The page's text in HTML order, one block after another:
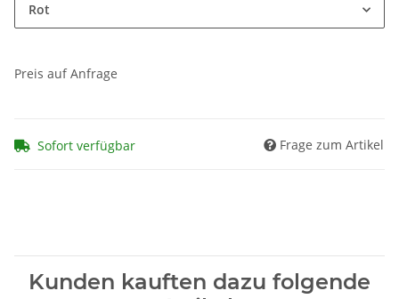
Rot
Preis auf Anfrage
Sofort verfügbar Frage zum Artikel
Kunden kauften dazu folgende